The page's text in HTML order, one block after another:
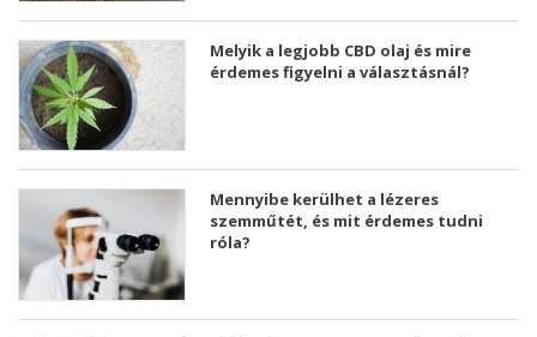
Melyik a legjobb CBD olaj és mire
érdemes figyelni a választásnál?
Mennyibe kerülhet a lézeres
szemműtét, és mit érdemes tudni
róla?